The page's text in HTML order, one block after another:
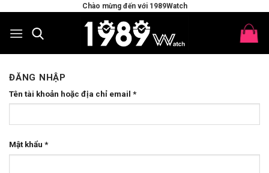
content
Chào mừng đến với 1989Watch
ĐĂNG NHẬP
Tên tài khoản hoặc địa chỉ email *
Mật khẩu *